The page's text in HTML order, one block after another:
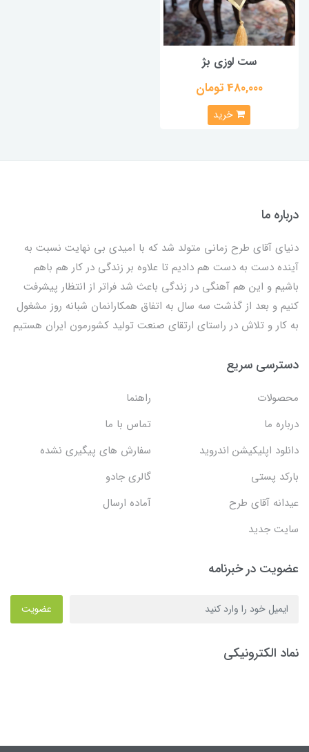
ست لوزی بژ
480,000 تومان
خرید
درباره ما
دنیای آقای طرح زمانی متولد شد که با امیدی بی نهایت نسبت به
آینده دست به دست هم دادیم تا علاوه بر زندگی در کار هم باهم
باشیم و این هم آهنگی در زندگی باعث شد فراتر از انتظار پیشرفت
کنیم و بعد از گذشت سه سال به اتفاق همکارانمان شبانه روز مشغول
به کار و تلاش در راستای ارتقای صنعت تولید کشورمون ایران هستیم
دسترسی سریع
محصولات
راهنما
درباره ما
تماس با ما
دانلود اپلیکیشن اندروید
سفارش های پیگیری نشده
بارکد پستی
گالری جادو
عیدانه آقای طرح
آماده ارسال
سایت جدید
عضویت در خبرنامه
عضویت
نماد الکترونیکی